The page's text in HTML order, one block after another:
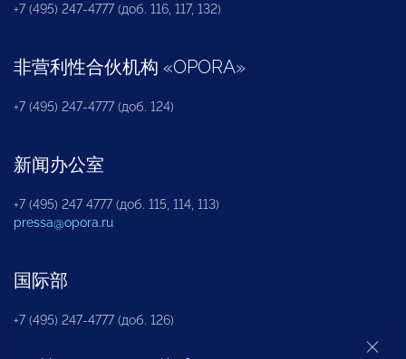
+7 (495) 247-4777 (доб. 116, 117, 132)
非营利性合伙机构 «OPORA»
+7 (495) 247-4777 (доб. 124)
新闻办公室
+7 (495) 247 4777 (доб. 115, 114, 113)
pressa@opora.ru
国际部
+7 (495) 247-4777 (доб. 126)